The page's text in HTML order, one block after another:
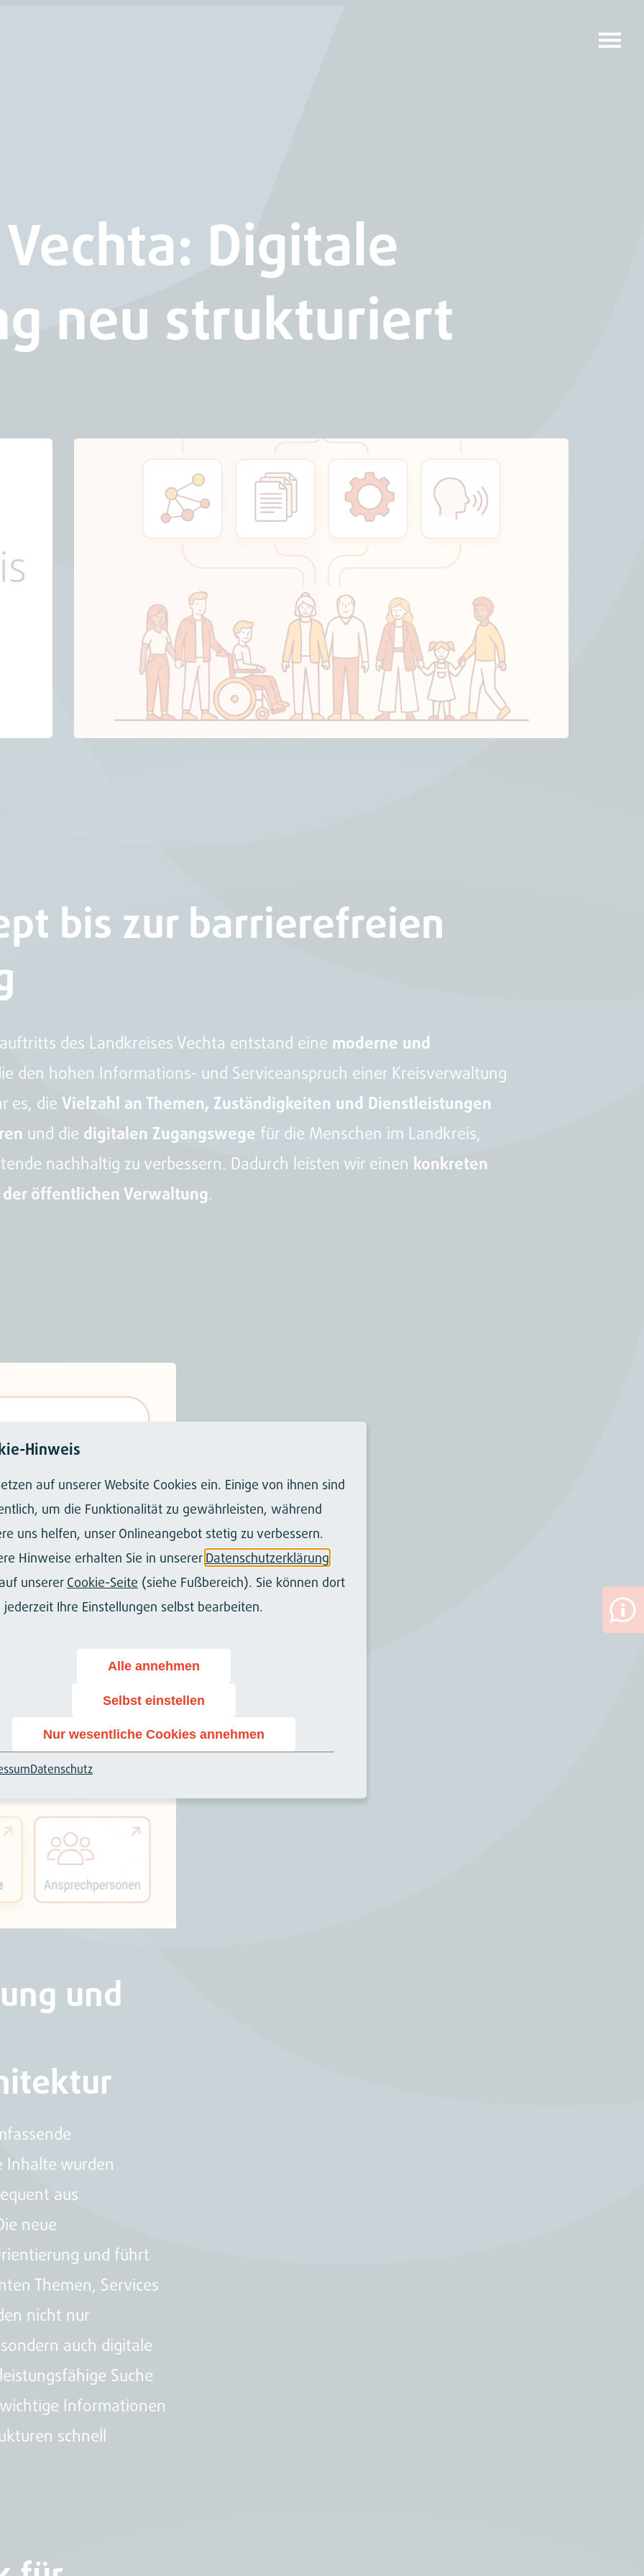
Digitale
neu strukturiert
bis zur barrierefreien
des Landkreises Vechta entstand eine moderne und
den hohen Informations- und Serviceanspruch einer Kreisverwaltung
es, die Vielzahl an Themen, Zuständigkeiten und Dienstleistungen
und die digitalen Zugangswege für die Menschen im Landkreis,
nachhaltig zu verbessern. Dadurch leisten wir einen konkreten
öffentlichen Verwaltung.
und
Inhalte wurden
aus
neue
und führt
Themen, Services
nicht nur
auch digitale
Suche
Informationen
schnell
Hinweis
auf unserer Website Cookies ein. Einige von ihnen sind
um die Funktionalität zu gewährleisten, während
uns helfen, unser Onlineangebot stetig zu verbessern.
Hinweise erhalten Sie in unserer Datenschutzerklärung
unserer Cookie-Seite (siehe Fußbereich). Sie können dort
jederzeit Ihre Einstellungen selbst bearbeiten.
Alle annehmen
Selbst einstellen
Nur wesentliche Cookies annehmen
Datenschutz